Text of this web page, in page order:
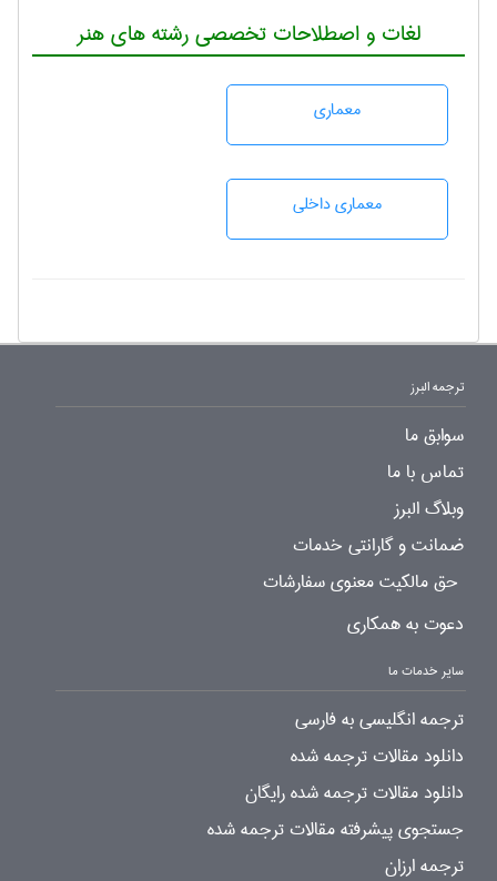
لغات و اصطلاحات تخصصی رشته های هنر
معماری
معماری داخلی
ترجمه البرز
سوابق ما
تماس با ما
وبلاگ البرز
ضمانت و گارانتی خدمات
حق مالکیت معنوی سفارشات
دعوت به همکاری
سایر خدمات ما
ترجمه انگلیسی به فارسی
دانلود مقالات ترجمه شده
دانلود مقالات ترجمه شده رایگان
جستجوی پیشرفته مقالات ترجمه شده
ترجمه ارزان